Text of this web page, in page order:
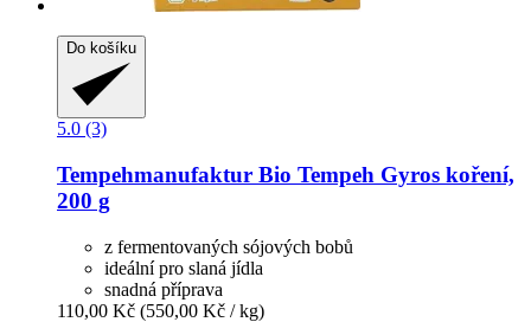
Do košíku
5.0 (3)
Tempehmanufaktur Bio Tempeh Gyros koření,
200 g
z fermentovaných sójových bobů
ideální pro slaná jídla
snadná příprava
110,00 Kč (550,00 Kč / kg)